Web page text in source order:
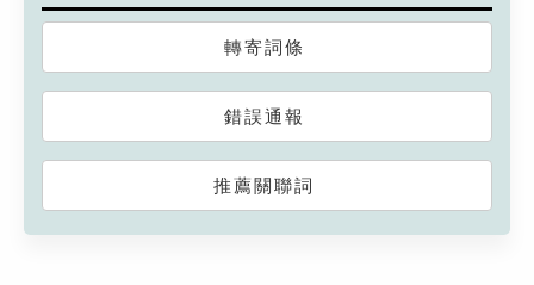
轉寄詞條
錯誤通報
推薦關聯詞